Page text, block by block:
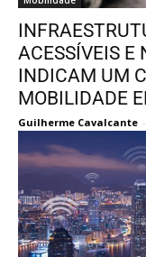
ACESSÍVEIS E
INDICAM UM
MOBILIDADE
Guilherme Cavalcante -